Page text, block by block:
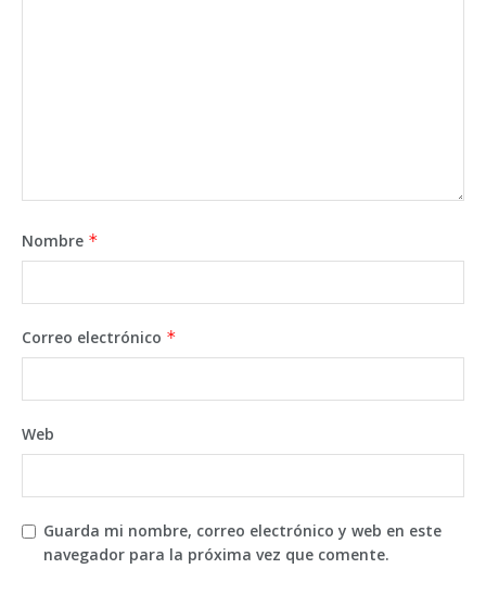
Nombre *
Correo electrónico *
Web
Guarda mi nombre, correo electrónico y web en este
navegador para la próxima vez que comente.